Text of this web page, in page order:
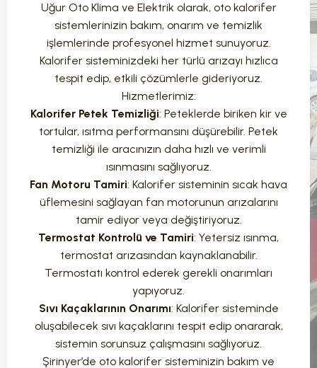
Uğur Oto Klima ve Elektrik olarak, oto kalorifer
sistemlerinizin bakım, onarım ve temizlik
işlemlerinde profesyonel hizmet sunuyoruz.
Kalorifer sisteminizdeki her türlü arızayı hızlıca
tespit edip, etkili çözümlerle gideriyoruz.
Hizmetlerimiz:
Kalorifer Petek Temizliği: Peteklerde biriken kir ve
tortular, ısıtma performansını düşürebilir. Petek
temizliği ile aracınızın daha hızlı ve verimli
ısınmasını sağlıyoruz.
Fan Motoru Tamiri: Kalorifer sisteminin sıcak hava
üflemesini sağlayan fan motorunun arızalarını
tamir ediyor veya değiştiriyoruz.
Termostat Kontrolü ve Tamiri: Yetersiz ısınma,
termostat arızasından kaynaklanabilir.
Termostatı kontrol ederek gerekli onarımları
yapıyoruz.
Sıvı Kaçaklarının Onarımı: Kalorifer sisteminde
oluşabilecek sıvı kaçaklarını tespit edip onararak,
sistemin sorunsuz çalışmasını sağlıyoruz.
Şirinyer’de oto kalorifer sisteminizin bakım ve